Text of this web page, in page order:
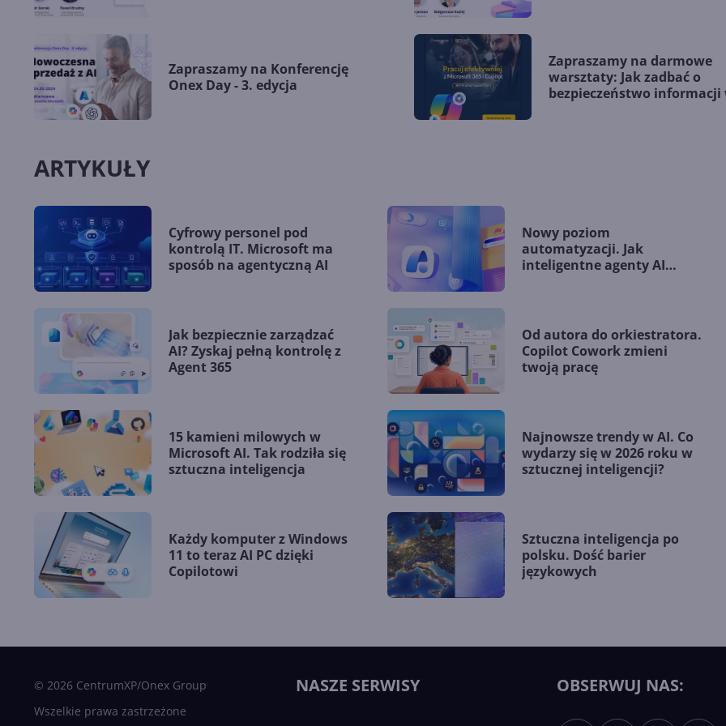
Zapraszamy na Konferencję
Onex Day - 3. edycja
Zapraszamy na darmowe
warsztaty: Jak zadbać o
bezpieczeństwo informacji
ARTYKUŁY
Cyfrowy personel pod
kontrolą IT. Microsoft ma
sposób na agentyczną AI
Nowy poziom
automatyzacji. Jak
inteligentne agenty AI
Jak bezpiecznie zarządzać
AI? Zyskaj pełną kontrolę z
Agent 365
Od autora do orkiestratora.
Copilot Cowork zmieni
twoją pracę
15 kamieni milowych w
Microsoft AI. Tak rodziła się
sztuczna inteligencja
Najnowsze trendy w AI. Co
wydarzy się w 2026 roku w
sztucznej inteligencji?
Każdy komputer z Windows
11 to teraz AI PC dzięki
Copilotowi
Sztuczna inteligencja po
polsku. Dość barier
językowych
© 2026 CentrumXP/Onex Group
Wszelkie prawa zastrzeżone
NASZE SERWISY OBSERWUJ NAS: